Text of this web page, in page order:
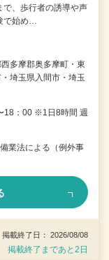
で、歩行者の誘導や声
で始め…
多摩郡奥多摩町・東
埼玉県入間市・埼玉
18：00 ※1日8時間 週
業法による（例外事
載終了日： 2026/08/08
掲載終了まであと2日